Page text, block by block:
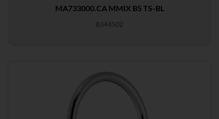
MA733000.CA MMIX B5 TS-BL
8344502